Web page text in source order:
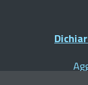
© 2021